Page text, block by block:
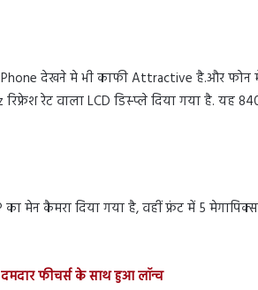
देखने मे भी काफी Attractive है.और फोन में
रेट वाला LCD डिस्प्ले दिया गया है. यह
मेन कैमरा दिया गया है, वहीं फ्रंट में 5
फीचर्स के साथ हुआ लॉन्च